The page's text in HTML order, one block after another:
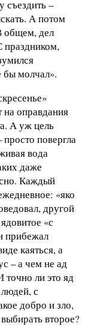
съездить –
А потом
общем, дел
праздником,
молчал».
на оправдания
А уж цель
повергла
вода
даже
Каждый
«яко
другой
«с
прибежал
каяться, а
– а чем не ад
точно ли это яд
с
добро и зло,
второе?